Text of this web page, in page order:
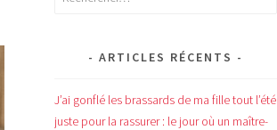
ARTICLES RÉCENTS
J’ai gonflé les brassards de ma fille tout l’été
juste pour la rassurer : le jour où un maître-